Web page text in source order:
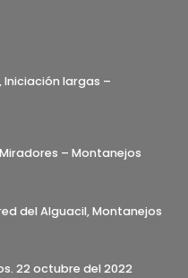
Iniciación largas –
– Montanejos
del Alguacil, Montanejos
22 octubre del 2022